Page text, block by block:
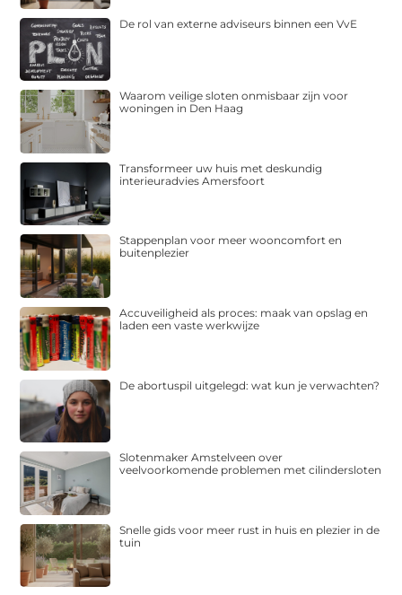
De rol van externe adviseurs binnen een VvE
Waarom veilige sloten onmisbaar zijn voor
woningen in Den Haag
Transformeer uw huis met deskundig
interieuradvies Amersfoort
Stappenplan voor meer wooncomfort en
buitenplezier
Accuveiligheid als proces: maak van opslag en
laden een vaste werkwijze
De abortuspil uitgelegd: wat kun je verwachten?
Slotenmaker Amstelveen over
veelvoorkomende problemen met cilindersloten
Snelle gids voor meer rust in huis en plezier in de
tuin